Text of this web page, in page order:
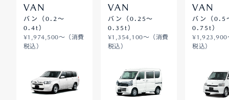
VAN
バン（0.2～
0.4t）
¥1,974,500～（消費
税込）
VAN
バン（0.25～
0.35t）
¥1,354,100～（消費
税込）
VAN
バン（0.5
0.75t）
¥1,923,900
税込）